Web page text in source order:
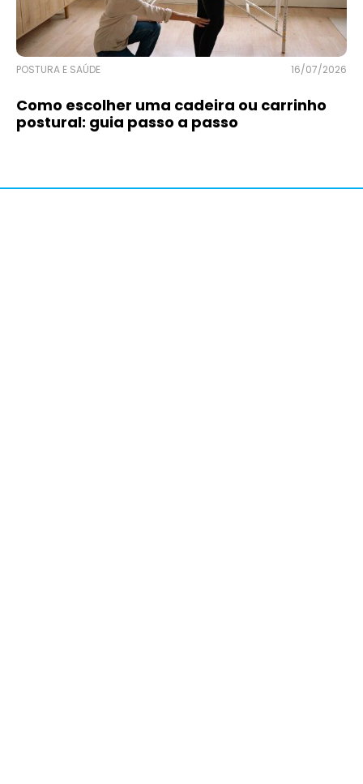
POSTURA E SAÚDE 16/07/2026
Como escolher uma cadeira ou carrinho
postural: guia passo a passo